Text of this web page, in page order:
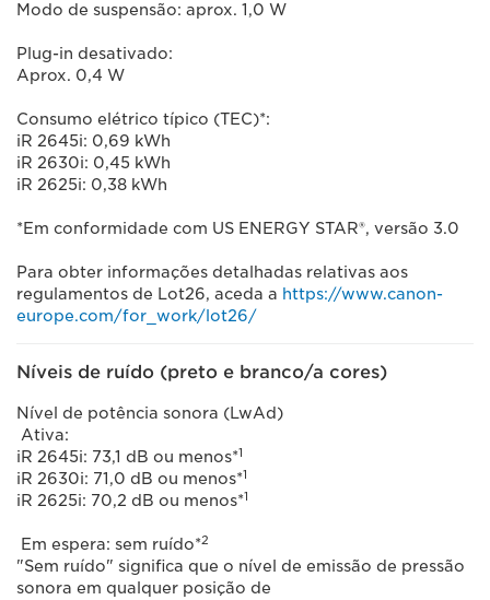
Modo de suspensão: aprox. 1,0 W
Plug-in desativado:
Aprox. 0,4 W
Consumo elétrico típico (TEC)*:
iR 2645i: 0,69 kWh
iR 2630i: 0,45 kWh
iR 2625i: 0,38 kWh
*Em conformidade com US ENERGY STAR®, versão 3.0
Para obter informações detalhadas relativas aos
regulamentos de Lot26, aceda a https://www.canon-
europe.com/for_work/lot26/
Níveis de ruído (preto e branco/a cores)
Nível de potência sonora (LwAd)
Ativa:
iR 2645i: 73,1 dB ou menos*1
iR 2630i: 71,0 dB ou menos*1
iR 2625i: 70,2 dB ou menos*1
Em espera: sem ruído*2
"Sem ruído" significa que o nível de emissão de pressão
sonora em qualquer posição de